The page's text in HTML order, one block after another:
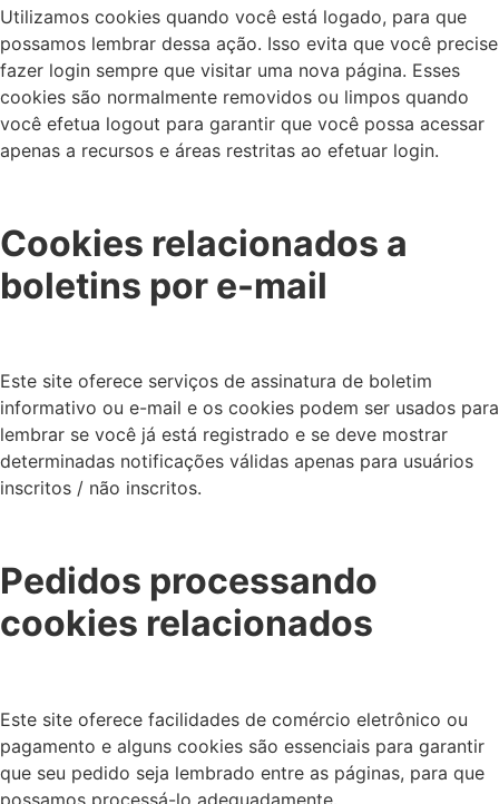
Utilizamos cookies quando você está logado, para que
possamos lembrar dessa ação. Isso evita que você precise
fazer login sempre que visitar uma nova página. Esses
cookies são normalmente removidos ou limpos quando
você efetua logout para garantir que você possa acessar
apenas a recursos e áreas restritas ao efetuar login.
Cookies relacionados a
boletins por e-mail
Este site oferece serviços de assinatura de boletim
informativo ou e-mail e os cookies podem ser usados ​​para
lembrar se você já está registrado e se deve mostrar
determinadas notificações válidas apenas para usuários
inscritos / não inscritos.
Pedidos processando
cookies relacionados
Este site oferece facilidades de comércio eletrônico ou
pagamento e alguns cookies são essenciais para garantir
que seu pedido seja lembrado entre as páginas, para que
possamos processá-lo adequadamente.